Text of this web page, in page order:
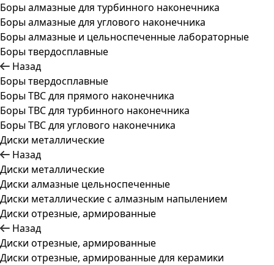
Боры алмазные для турбинного наконечника
Боры алмазные для углового наконечника
Боры алмазные и цельноспеченные лабораторные
Боры твердосплавные
Назад
Боры твердосплавные
Боры ТВС для прямого наконечника
Боры ТВС для турбинного наконечника
Боры ТВС для углового наконечника
Диски металлические
Назад
Диски металлические
Диски алмазные цельноспеченные
Диски металлические с алмазным напылением
Диски отрезные, армированные
Назад
Диски отрезные, армированные
Диски отрезные, армированные для керамики